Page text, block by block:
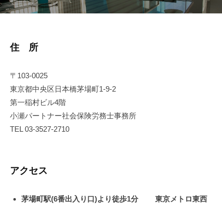
ア
セ
ス
17
住 所
〒103-0025
東京都中央区日本橋茅場町1-9-2
第一稲村ビル4階
小瀬パートナー社会保険労務士事務所
TEL 03-3527-2710
アクセス
茅場町駅(6番出入り口)より徒歩1分 東京メトロ東西